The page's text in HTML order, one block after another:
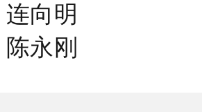
向明
永刚